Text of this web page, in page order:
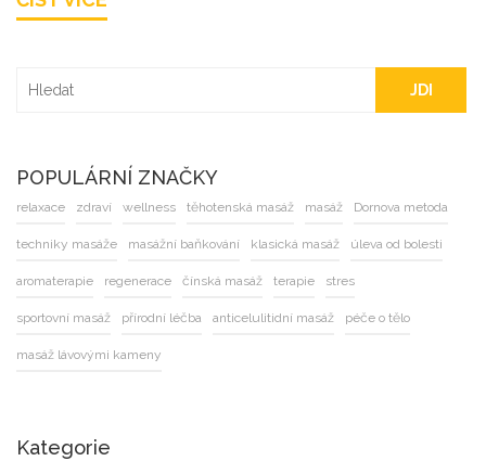
oleje pro vaše potřeby. Zahrnuje také praktické tipy pro
JDI
POPULÁRNÍ ZNAČKY
relaxace zdraví wellness těhotenská masáž masáž Dornova metoda
techniky masáže masážní baňkování klasická masáž úleva od bolesti
aromaterapie regenerace čínská masáž terapie stres
sportovní masáž přírodní léčba anticelulitidní masáž péče o tělo
masáž lávovými kameny
Kategorie